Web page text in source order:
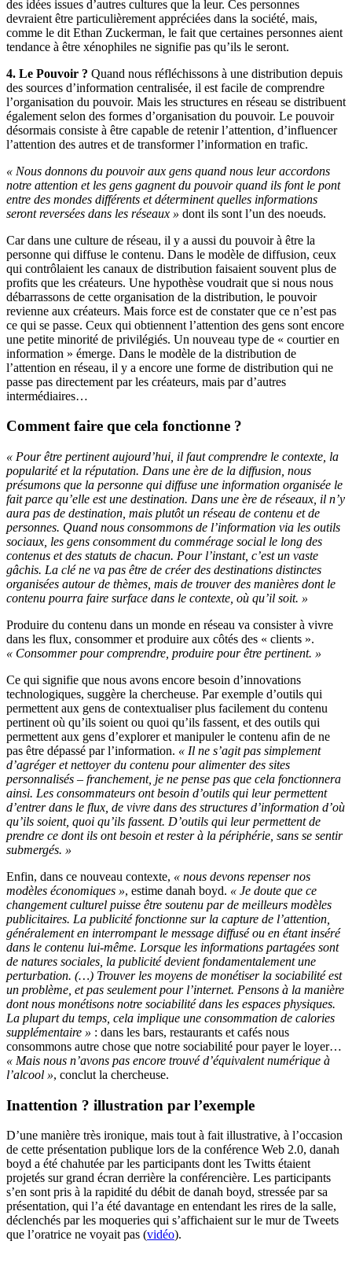
des idées issues d’autres cultures que la leur. Ces personnes
devraient être particulièrement appréciées dans la société, mais,
comme le dit Ethan Zuckerman, le fait que certaines personnes aient
tendance à être xénophiles ne signifie pas qu’ils le seront.
4. Le Pouvoir ? Quand nous réfléchissons à une distribution depuis
des sources d’information centralisée, il est facile de comprendre
l’organisation du pouvoir. Mais les structures en réseau se distribuent
également selon des formes d’organisation du pouvoir. Le pouvoir
désormais consiste à être capable de retenir l’attention, d’influencer
l’attention des autres et de transformer l’information en trafic.
« Nous donnons du pouvoir aux gens quand nous leur accordons
notre attention et les gens gagnent du pouvoir quand ils font le pont
entre des mondes différents et déterminent quelles informations
seront reversées dans les réseaux » dont ils sont l’un des noeuds.
Car dans une culture de réseau, il y a aussi du pouvoir à être la
personne qui diffuse le contenu. Dans le modèle de diffusion, ceux
qui contrôlaient les canaux de distribution faisaient souvent plus de
profits que les créateurs. Une hypothèse voudrait que si nous nous
débarrassons de cette organisation de la distribution, le pouvoir
revienne aux créateurs. Mais force est de constater que ce n’est pas
ce qui se passe. Ceux qui obtiennent l’attention des gens sont encore
une petite minorité de privilégiés. Un nouveau type de « courtier en
information » émerge. Dans le modèle de la distribution de
l’attention en réseau, il y a encore une forme de distribution qui ne
passe pas directement par les créateurs, mais par d’autres
intermédiaires…
Comment faire que cela fonctionne ?
« Pour être pertinent aujourd’hui, il faut comprendre le contexte, la
popularité et la réputation. Dans une ère de la diffusion, nous
présumons que la personne qui diffuse une information organisée le
fait parce qu’elle est une destination. Dans une ère de réseaux, il n’y
aura pas de destination, mais plutôt un réseau de contenu et de
personnes. Quand nous consommons de l’information via les outils
sociaux, les gens consomment du commérage social le long des
contenus et des statuts de chacun. Pour l’instant, c’est un vaste
gâchis. La clé ne va pas être de créer des destinations distinctes
organisées autour de thèmes, mais de trouver des manières dont le
contenu pourra faire surface dans le contexte, où qu’il soit. »
Produire du contenu dans un monde en réseau va consister à vivre
dans les flux, consommer et produire aux côtés des « clients ».
« Consommer pour comprendre, produire pour être pertinent. »
Ce qui signifie que nous avons encore besoin d’innovations
technologiques, suggère la chercheuse. Par exemple d’outils qui
permettent aux gens de contextualiser plus facilement du contenu
pertinent où qu’ils soient ou quoi qu’ils fassent, et des outils qui
permettent aux gens d’explorer et manipuler le contenu afin de ne
pas être dépassé par l’information. « Il ne s’agit pas simplement
d’agréger et nettoyer du contenu pour alimenter des sites
personnalisés – franchement, je ne pense pas que cela fonctionnera
ainsi. Les consommateurs ont besoin d’outils qui leur permettent
d’entrer dans le flux, de vivre dans des structures d’information d’où
qu’ils soient, quoi qu’ils fassent. D’outils qui leur permettent de
prendre ce dont ils ont besoin et rester à la périphérie, sans se sentir
submergés. »
Enfin, dans ce nouveau contexte, « nous devons repenser nos
modèles économiques », estime danah boyd. « Je doute que ce
changement culturel puisse être soutenu par de meilleurs modèles
publicitaires. La publicité fonctionne sur la capture de l’attention,
généralement en interrompant le message diffusé ou en étant inséré
dans le contenu lui-même. Lorsque les informations partagées sont
de natures sociales, la publicité devient fondamentalement une
perturbation. (…) Trouver les moyens de monétiser la sociabilité est
un problème, et pas seulement pour l’internet. Pensons à la manière
dont nous monétisons notre sociabilité dans les espaces physiques.
La plupart du temps, cela implique une consommation de calories
supplémentaire » : dans les bars, restaurants et cafés nous
consommons autre chose que notre sociabilité pour payer le loyer…
« Mais nous n’avons pas encore trouvé d’équivalent numérique à
l’alcool », conclut la chercheuse.
Inattention ? illustration par l’exemple
D’une manière très ironique, mais tout à fait illustrative, à l’occasion
de cette présentation publique lors de la conférence Web 2.0, danah
boyd a été chahutée par les participants dont les Twitts étaient
projetés sur grand écran derrière la conférencière. Les participants
s’en sont pris à la rapidité du débit de danah boyd, stressée par sa
présentation, qui l’a été davantage en entendant les rires de la salle,
déclenchés par les moqueries qui s’affichaient sur le mur de Tweets
que l’oratrice ne voyait pas (vidéo).